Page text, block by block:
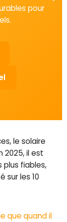
pour
le solaire
2025, il est
plus fiables,
sur les 10
que quand il